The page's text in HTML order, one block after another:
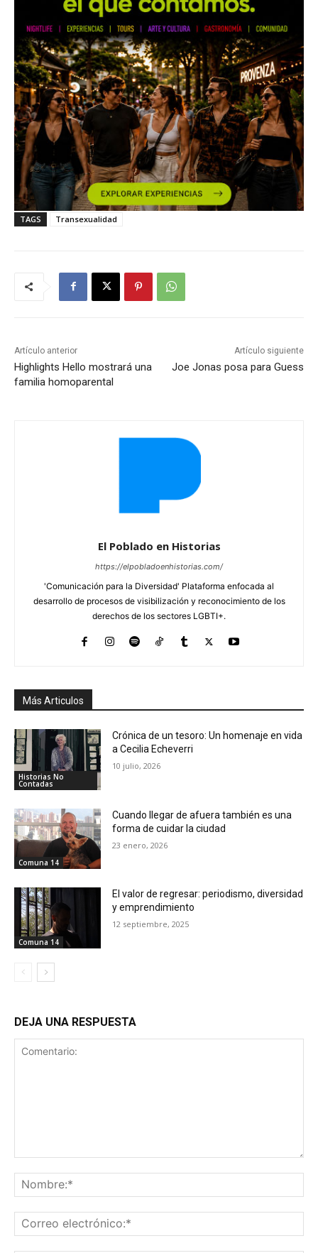
TAGS Transexualidad
Artículo anterior
Highlights Hello mostrará una
familia homoparental
Artículo siguiente
Joe Jonas posa para Guess
El Poblado en Historias
https://elpobladoenhistorias.com/
'Comunicación para la Diversidad' Plataforma enfocada al
desarrollo de procesos de visibilización y reconocimiento de los
derechos de los sectores LGBTI+.
Más Articulos
Historias No
Contadas
Crónica de un tesoro: Un homenaje en vida
a Cecilia Echeverri
10 julio, 2026
Comuna 14
Cuando llegar de afuera también es una
forma de cuidar la ciudad
23 enero, 2026
Comuna 14
El valor de regresar: periodismo, diversidad
y emprendimiento
12 septiembre, 2025
DEJA UNA RESPUESTA